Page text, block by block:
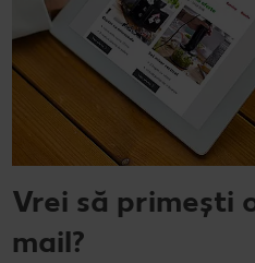
Vrei să primești
mail?